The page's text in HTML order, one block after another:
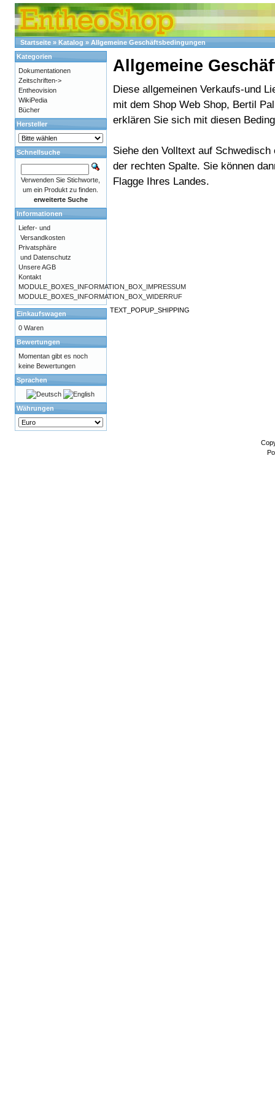
Startseite» Katalog » Allgemeine Geschäftsbedingungen
Allgemeine
Diese allgemeinen Verkaufs-und
mit dem Shop Web Shop, Bertil
erklären Sie sich mit diesen
Siehe den Volltext auf
der rechten Spalte. Sie können
Flagge Ihres Landes.
Kategorien
Dokumentationen
Zeitschriften->
Entheovision
WikiPedia
Bücher
Hersteller
Schnellsuche
Verwenden Sie Stichworte,
um ein Produkt zu finden.
erweiterte Suche
Informationen
Liefer- und
Versandkosten
Privatsphäre
und Datenschutz
Unsere AGB
Kontakt
MODULE_BOXES_INFORMATION_BOX_IMPRESSUM
MODULE_BOXES_INFORMATION_BOX_WIDERRUF
Einkaufswagen
0 Waren
Bewertungen
Momentan gibt es noch
keine Bewertungen
Sprachen
Währungen
TEXT_POPUP_SHIPPING